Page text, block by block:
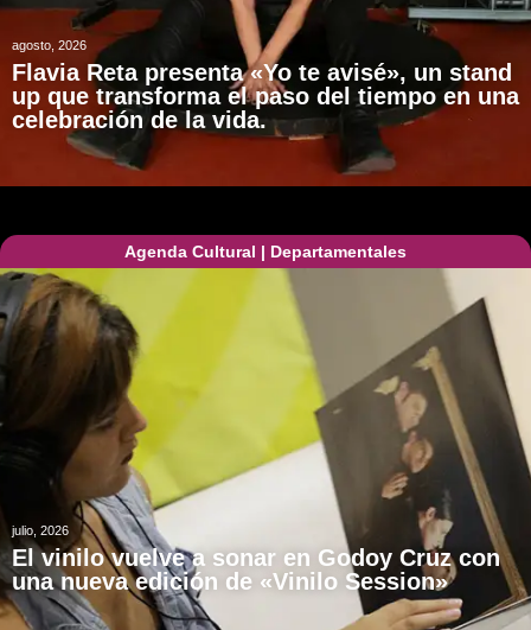
agosto, 2026
Flavia Reta presenta «Yo te avisé», un stand
up que transforma el paso del tiempo en una
celebración de la vida.
Agenda Cultural | Departamentales
julio, 2026
El vinilo vuelve a sonar en Godoy Cruz con
una nueva edición de «Vinilo Session»